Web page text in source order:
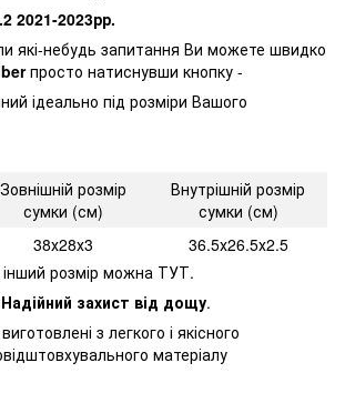
2021-2023рр.
які-небудь запитання Ви можете швидко
просто натиснувши кнопку -
ідеально під розміри Вашого
Зовнішній розмір
сумки (см)
Внутрішній розмір
сумки (см)
38х28х3
36.5х26.5х2.5
розмір можна ТУТ.
захист від дощу.
з легкого і якісного
матеріалу